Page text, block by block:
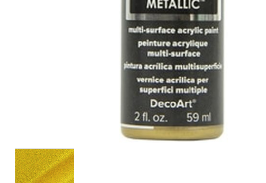
Akrylfärg
Vintage Brass